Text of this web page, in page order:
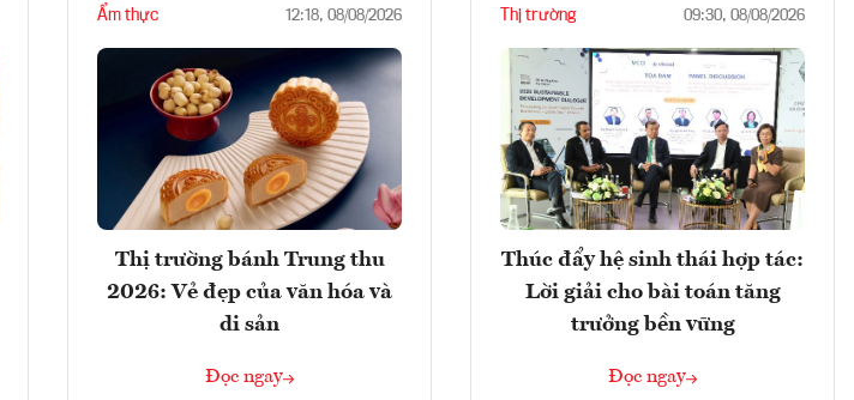
Ẩm thực 12:18, 08/08/2026
Thị trường bánh Trung thu
2026: Vẻ đẹp của văn hóa và
di sản
Đọc ngay
Thị trường 09:30, 08/08/2026
Thúc đẩy hệ sinh thái hợp tác:
Lời giải cho bài toán tăng
trưởng bền vững
Đọc ngay